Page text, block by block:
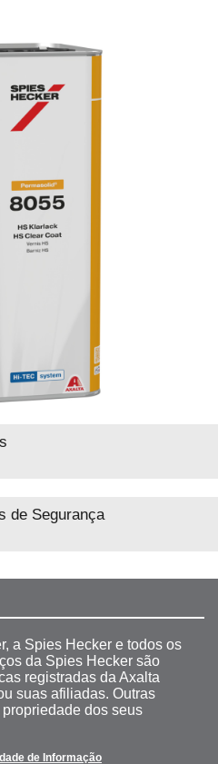
de Segurança
a Spies Hecker e todos os
da Spies Hecker são
registradas da Axalta
suas afiliadas. Outras
dos seus
de Informação